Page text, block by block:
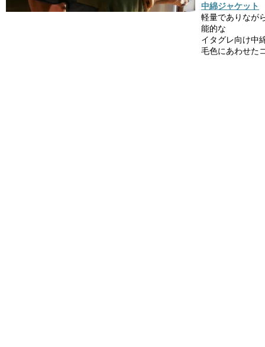
中綿ジャケット
軽量でありなが
能的な
イタグレ向け中
毛色にあわせた